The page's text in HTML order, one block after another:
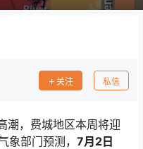
关注 私信
潮，费城地区本周将迎
象部门预测， 7月2日